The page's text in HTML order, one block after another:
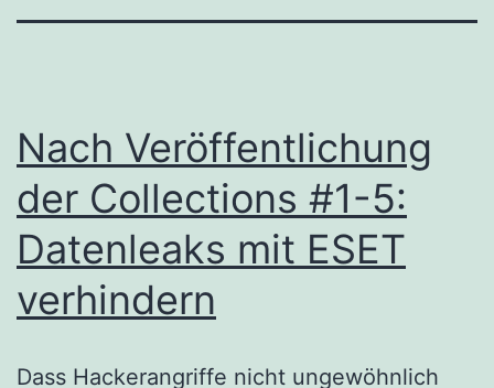
Nach Veröffentlichung
der Collections #1-5:
Datenleaks mit ESET
verhindern
Dass Hackerangriffe nicht ungewöhnlich